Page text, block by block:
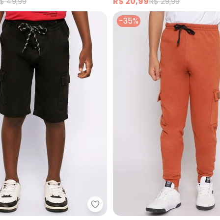
Juvenil Manga Raglan com Capuz (Preto)
Torra - Bermuda Infantil Sarja
-35%